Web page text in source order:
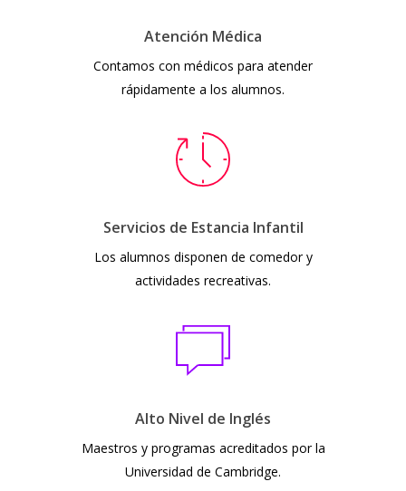
Atención Médica
Contamos con médicos para atender
rápidamente a los alumnos.
Servicios de Estancia Infantil
Los alumnos disponen de comedor y
actividades recreativas.
Alto Nivel de Inglés
Maestros y programas acreditados por la
Universidad de Cambridge.